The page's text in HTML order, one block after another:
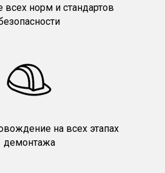
норм и стандартов
на всех этапах
демонтажа